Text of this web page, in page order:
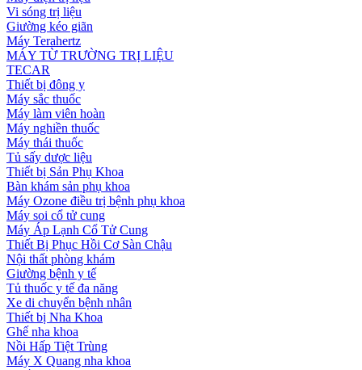
Vi sóng trị liệu
Giường kéo giãn
Máy Terahertz
MÁY TỪ TRƯỜNG TRỊ LIỆU
TECAR
Thiết bị đông y
Máy sắc thuốc
Máy làm viên hoàn
Máy nghiền thuốc
Máy thái thuốc
Tủ sấy dược liệu
Thiết bị Sản Phụ Khoa
Bàn khám sản phụ khoa
Máy Ozone điều trị bệnh phụ khoa
Máy soi cổ tử cung
Máy Áp Lạnh Cổ Tử Cung
Thiết Bị Phục Hồi Cơ Sàn Chậu
Nội thất phòng khám
Giường bệnh y tế
Tủ thuốc y tế đa năng
Xe di chuyển bệnh nhân
Thiết bị Nha Khoa
Ghế nha khoa
Nồi Hấp Tiệt Trùng
Máy X Quang nha khoa